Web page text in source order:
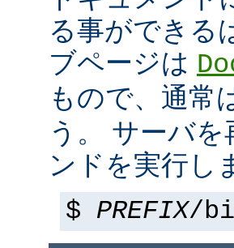
る事ができる
ブページは
もので、通常
う。 サーバを
ンドを実行し
$ PREFIX/